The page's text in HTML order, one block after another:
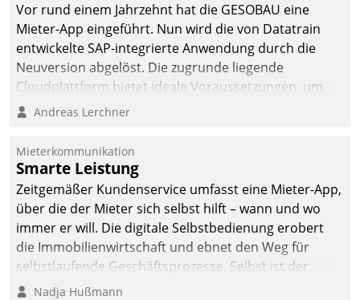
Vor rund einem Jahrzehnt hat die GESOBAU eine
Mieter-App eingeführt. Nun wird die von Datatrain
entwickelte SAP-integrierte Anwendung durch die
Neuversion abgelöst. Die zugrunde liegende
Cloudplattform bietet ideale Voraussetzungen, um
die Funktionalität der App zu erweitern und weitere
integrieren.
Andreas Lerchner
Mieterkommunikation
Smarte Leistung
Zeitgemäßer Kundenservice umfasst eine Mieter-App,
über die der Mieter sich selbst hilft – wann und wo
immer er will. Die digitale Selbstbedienung erobert
die Immobilienwirtschaft und ebnet den Weg für
selbstlaufende Geschäftsprozesse. Selbst ist der
Kunde und smart der Serviceanbieter.
Nadja Hußmann